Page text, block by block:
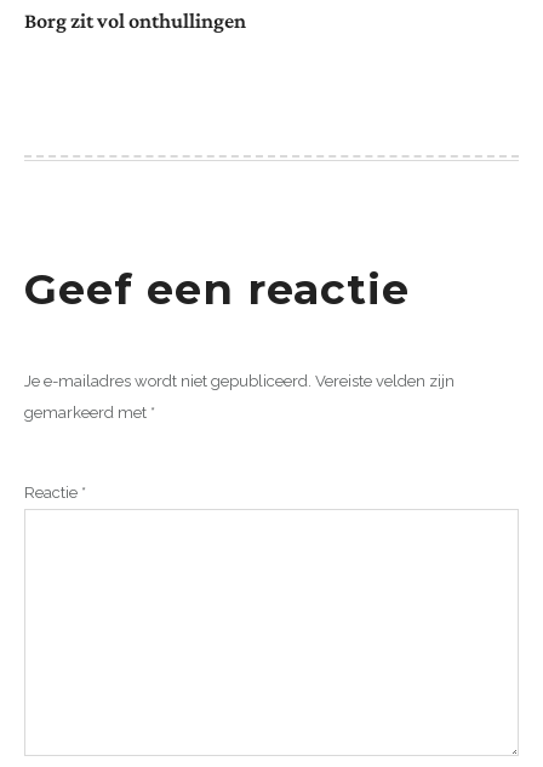
Borg zit vol onthullingen
Geef een reactie
Je e-mailadres wordt niet gepubliceerd. Vereiste velden zijn
gemarkeerd met *
Reactie *